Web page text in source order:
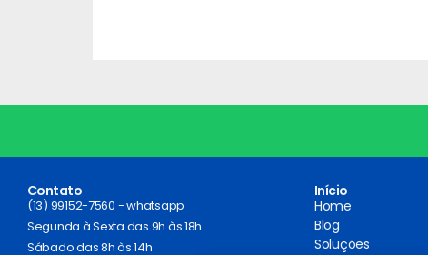
Contato
(13) 99152-7560 - whatsapp
Segunda à Sexta das 9h às 18h
Sábado das 8h às 14h
Início
Home
Blog
Soluções